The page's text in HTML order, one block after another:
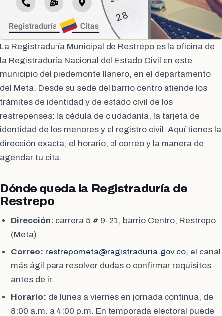
La Registraduría Municipal de Restrepo es la oficina de
la Registraduría Nacional del Estado Civil en este
municipio del piedemonte llanero, en el departamento
del Meta. Desde su sede del barrio centro atiende los
trámites de identidad y de estado civil de los
restrepenses: la cédula de ciudadanía, la tarjeta de
identidad de los menores y el registro civil. Aquí tienes la
dirección exacta, el horario, el correo y la manera de
agendar tu cita.
Dónde queda la Registraduría de
Restrepo
Dirección: carrera 5 # 9-21, barrio Centro, Restrepo
(Meta).
Correo: restrepometa@registraduria.gov.co, el canal
más ágil para resolver dudas o confirmar requisitos
antes de ir.
Horario: de lunes a viernes en jornada continua, de
8:00 a.m. a 4:00 p.m. En temporada electoral puede